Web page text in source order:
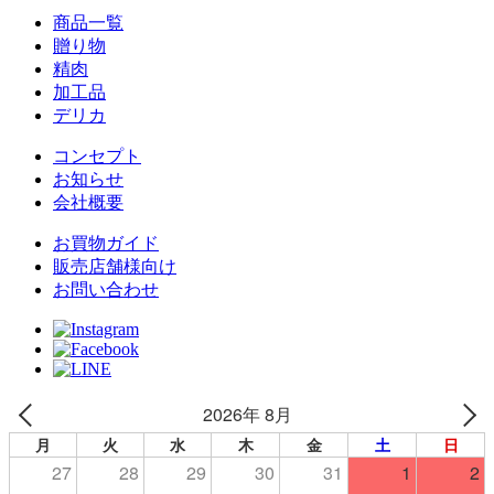
商品一覧
贈り物
精肉
加工品
デリカ
コンセプト
お知らせ
会社概要
お買物ガイド
販売店舗様向け
お問い合わせ
2026年 8月
月 火 水 木 金 土 日
27 28 29 30 31 1 2